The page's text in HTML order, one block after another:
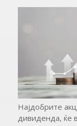
Најдобрите
дивиденда, ќе